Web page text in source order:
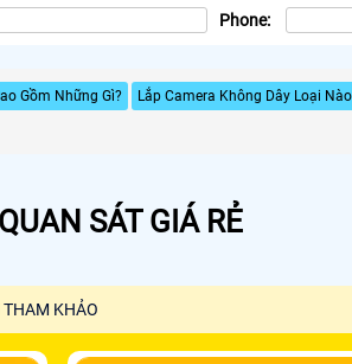
Phone:
Gồm Những Gì? Lắp Camera Không Dây Loại
SÁT GIÁ RẺ
KHẢO